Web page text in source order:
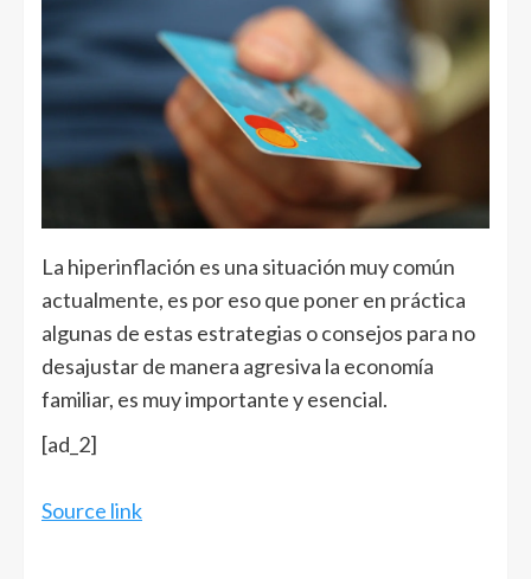
La hiperinflación es una situación muy común
actualmente, es por eso que poner en práctica
algunas de estas estrategias o consejos para no
desajustar de manera agresiva la economía
familiar, es muy importante y esencial.
[ad_2]
Source link